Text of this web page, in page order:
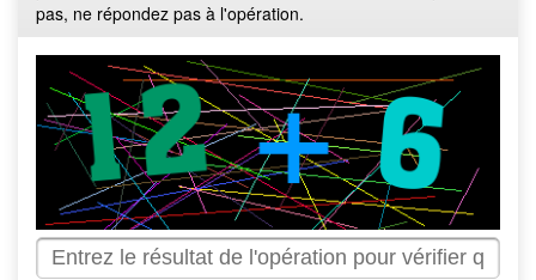
pas, ne répondez pas à l'opération.